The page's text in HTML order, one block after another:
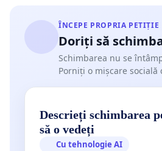
ÎNCEPE PROPRIA PETIȚIE
Doriți să
Schimbarea nu se
Porniți o mișcare
Descrieți schimbarea
să o vedeți
Cu tehnologie AI